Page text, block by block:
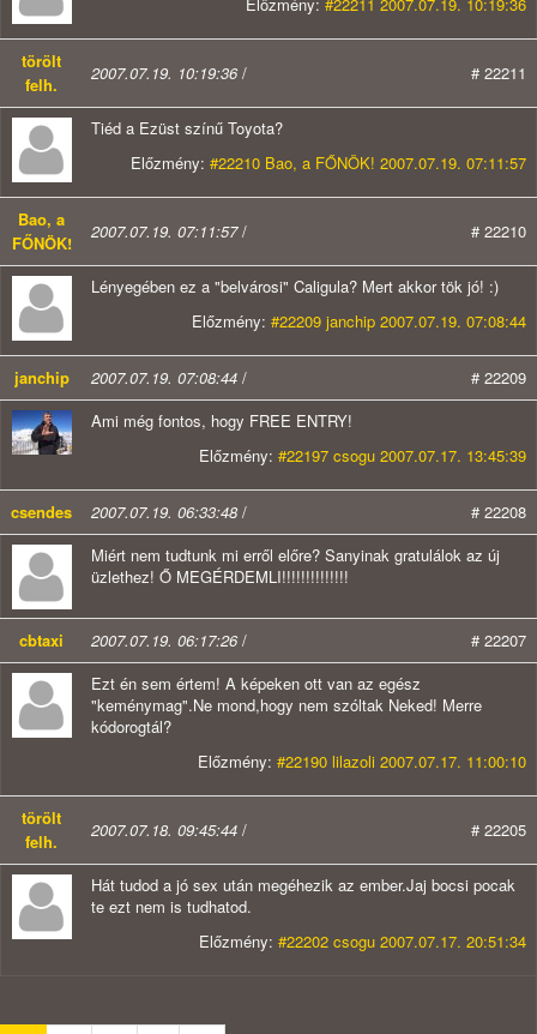
törölt
felh.
2007.07.19. 10:19:36/ # 22211
Tiéd a Ezüst színű Toyota?
Előzmény: #22210 Bao, a FŐNÖK! 2007.07.19. 07:11:57
Bao, a
FŐNÖK!
2007.07.19. 07:11:57/ # 22210
Lényegében ez a "belvárosi" Caligula? Mert akkor tök jó! :)
Előzmény: #22209 janchip 2007.07.19. 07:08:44
janchip 2007.07.19. 07:08:44 /
# 22209
Ami még fontos, hogy FREE ENTRY!
Előzmény: #22197 csogu 2007.07.17. 13:45:39
csendes 2007.07.19. 06:33:48 /
# 22208
Miért nem tudtunk mi erről előre? Sanyinak gratulálok az új
üzlethez! Ő MEGÉRDEMLI!!!!!!!!!!!!!!
cbtaxi 2007.07.19. 06:17:26/
# 22207
Ezt én sem értem! A képeken ott van az egész
"keménymag".Ne mond,hogy nem szóltak Neked! Merre
kódorogtál?
Előzmény: #22190 lilazoli 2007.07.17. 11:00:10
törölt
felh.
2007.07.18. 09:45:44 / # 22205
Hát tudod a jó sex után megéhezik az ember.Jaj bocsi pocak
te ezt nem is tudhatod.
Előzmény: #22202 csogu 2007.07.17. 20:51:34